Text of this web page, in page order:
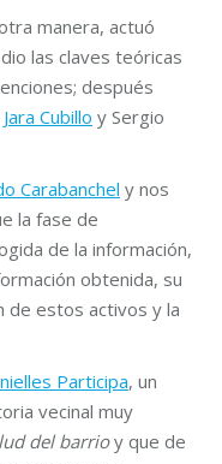
manera, actuó
las claves teóricas
después
Jara Cubillo y Sergio
Carabanchel y nos
la fase de
de la información,
obtenida, su
de estos activos y la
Participa, un
vecinal muy
del barrioy que de